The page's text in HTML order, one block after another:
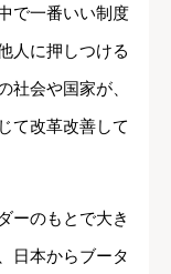
で一番いい制度
人に押しつける
社会や国家が、
て改革改善して
ーのもとで大き
日本からブータ